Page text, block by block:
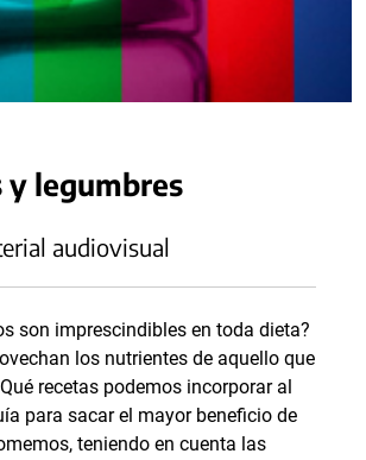
y legumbres
audiovisual
son imprescindibles en toda dieta?
los nutrientes de aquello que
recetas podemos incorporar al
para sacar el mayor beneficio de
teniendo en cuenta las